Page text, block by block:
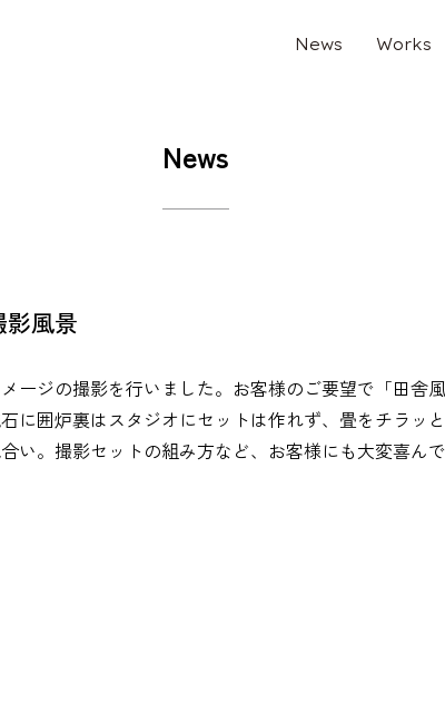
News Works
News
影風景
ージの撮影を行いました。お客様のご要望で「田舎
に囲炉裏はスタジオにセットは作れず、畳をチラッ
い。撮影セットの組み方など、お客様にも大変喜ん